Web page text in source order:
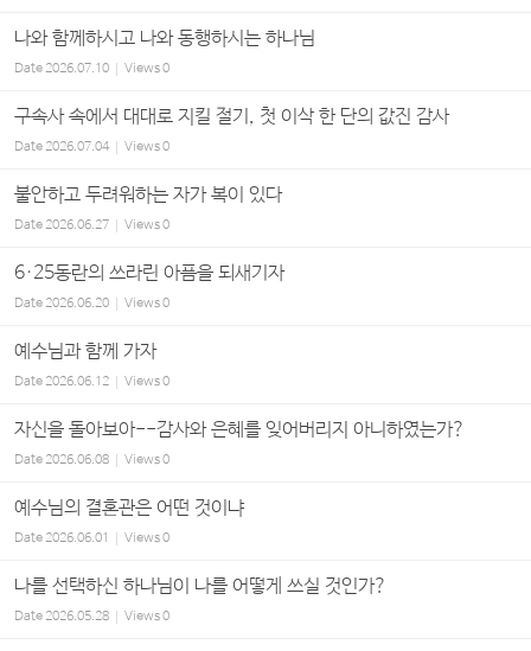
나와 함께하시고 나와 동행하시는 하나님
Date2026.07.10 Views0
구속사 속에서 대대로 지킬 절기, 첫 이삭 한 단의 값진 감사
Date2026.07.04 Views0
불안하고 두려워하는 자가 복이 있다
Date2026.06.27 Views0
6·25동란의 쓰라린 아픔을 되새기자
Date2026.06.20 Views0
예수님과 함께 가자
Date2026.06.12 Views0
자신을 돌아보아--감사와 은혜를 잊어버리지 아니하였는가?
Date2026.06.08 Views0
예수님의 결혼관은 어떤 것이냐
Date2026.06.01 Views0
나를 선택하신 하나님이 나를 어떻게 쓰실 것인가?
Date2026.05.28 Views0